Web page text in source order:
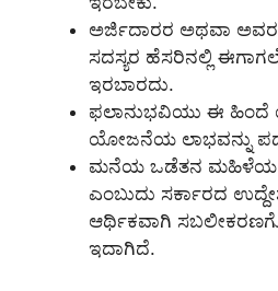
ಅರ್ಜಿದಾರರ ಅಥವಾ ಅವರ
ಸದಸ್ಯರ ಹೆಸರಿನಲ್ಲಿ
ಇರಬಾರದು.
ಫಲಾನುಭವಿಯು ಈ ಹಿಂದೆ
ಯೋಜನೆಯ ಲಾಭವನ್ನು
ಮನೆಯ ಒಡೆತನ ಮಹಿಳೆಯ
ಎಂಬುದು ಸರ್ಕಾರದ
ಆರ್ಥಿಕವಾಗಿ
ಇದಾಗಿದೆ.